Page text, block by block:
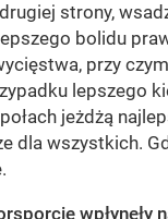
strony,
bolidu
przy
lepszego
jeżdżą
dla wszystkich.
wpłynęły